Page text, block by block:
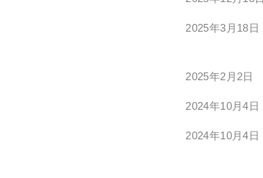
2025年3月18日
2025年2月2日
2024年10月4日
2024年10月4日